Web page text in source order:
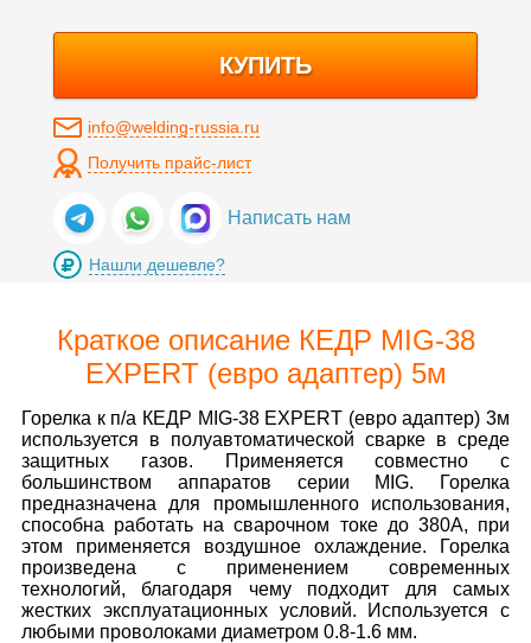
КУПИТЬ
info@welding-russia.ru
Получить прайс-лист
Написать нам
Нашли дешевле?
Краткое описание КЕДР MIG-38
EXPERT (евро адаптер) 5м
Горелка к п/а КЕДР MIG-38 EXPERT (евро адаптер) 3м
используется в полуавтоматической сварке в среде
защитных газов. Применяется совместно с
большинством аппаратов серии MIG. Горелка
предназначена для промышленного использования,
способна работать на сварочном токе до 380А, при
этом применяется воздушное охлаждение. Горелка
произведена с применением современных
технологий, благодаря чему подходит для самых
жестких эксплуатационных условий. Используется с
любыми проволоками диаметром 0.8-1.6 мм.